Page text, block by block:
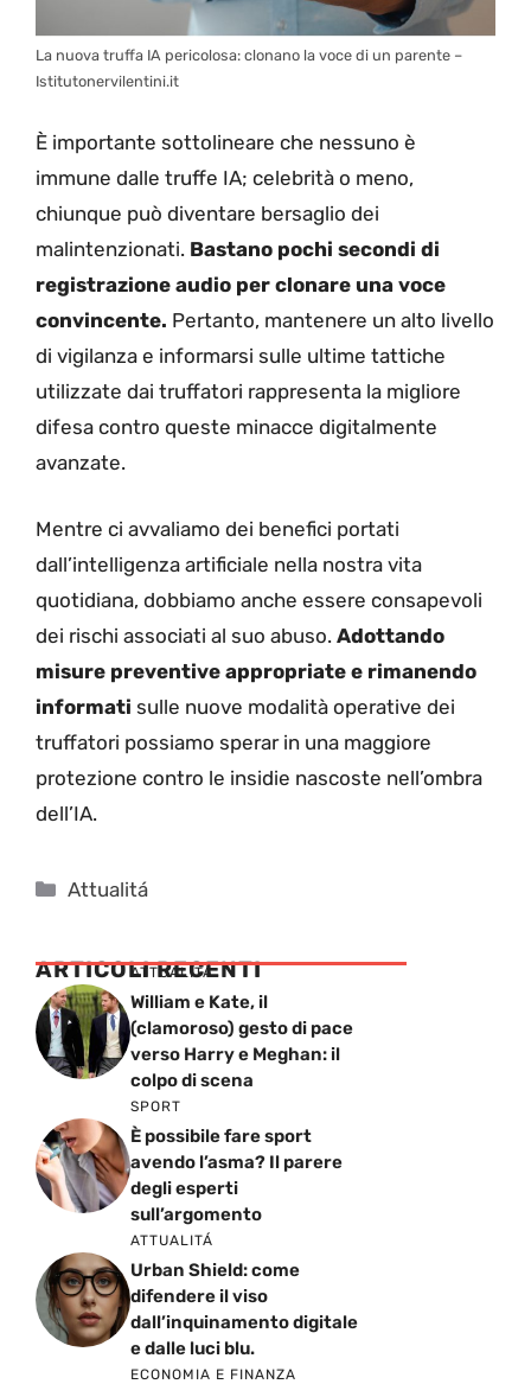
La nuova truffa IA pericolosa: clonano la voce di un parente –
Istitutonervilentini.it
È importante sottolineare che nessuno è
immune dalle truffe IA; celebrità o meno,
chiunque può diventare bersaglio dei
malintenzionati. Bastano pochi secondi di
registrazione audio per clonare una voce
convincente. Pertanto, mantenere un alto livello
di vigilanza e informarsi sulle ultime tattiche
utilizzate dai truffatori rappresenta la migliore
difesa contro queste minacce digitalmente
avanzate.
Mentre ci avvaliamo dei benefici portati
dall’intelligenza artificiale nella nostra vita
quotidiana, dobbiamo anche essere consapevoli
dei rischi associati al suo abuso. Adottando
misure preventive appropriate e rimanendo
informati sulle nuove modalità operative dei
truffatori possiamo sperar in una maggiore
protezione contro le insidie nascoste nell’ombra
dell’IA.
Categorie
Attualitá
ARTICOLI RECENTI
ATTUALITÁ
William e Kate, il
(clamoroso) gesto di pace
verso Harry e Meghan: il
colpo di scena
SPORT
È possibile fare sport
avendo l’asma? Il parere
degli esperti
sull’argomento
ATTUALITÁ
Urban Shield: come
difendere il viso
dall’inquinamento digitale
e dalle luci blu.
ECONOMIA E FINANZA